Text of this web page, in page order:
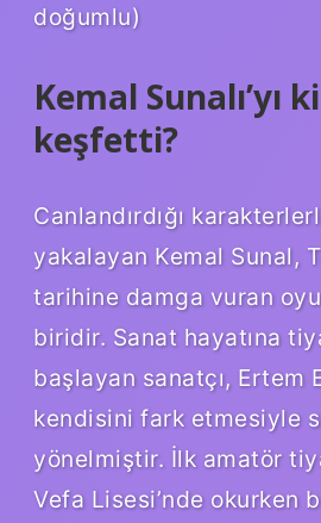
doğumlu)
Kemal Sunalı’yı
keşfetti?
Canlandırdığı
yakalayan Kemal Sunal,
tarihine damga vuran
biridir. Sanat hayatına
başlayan sanatçı, Ertem
kendisini fark etmesiyle
yönelmiştir. İlk amatör
Vefa Lisesi’nde okurken